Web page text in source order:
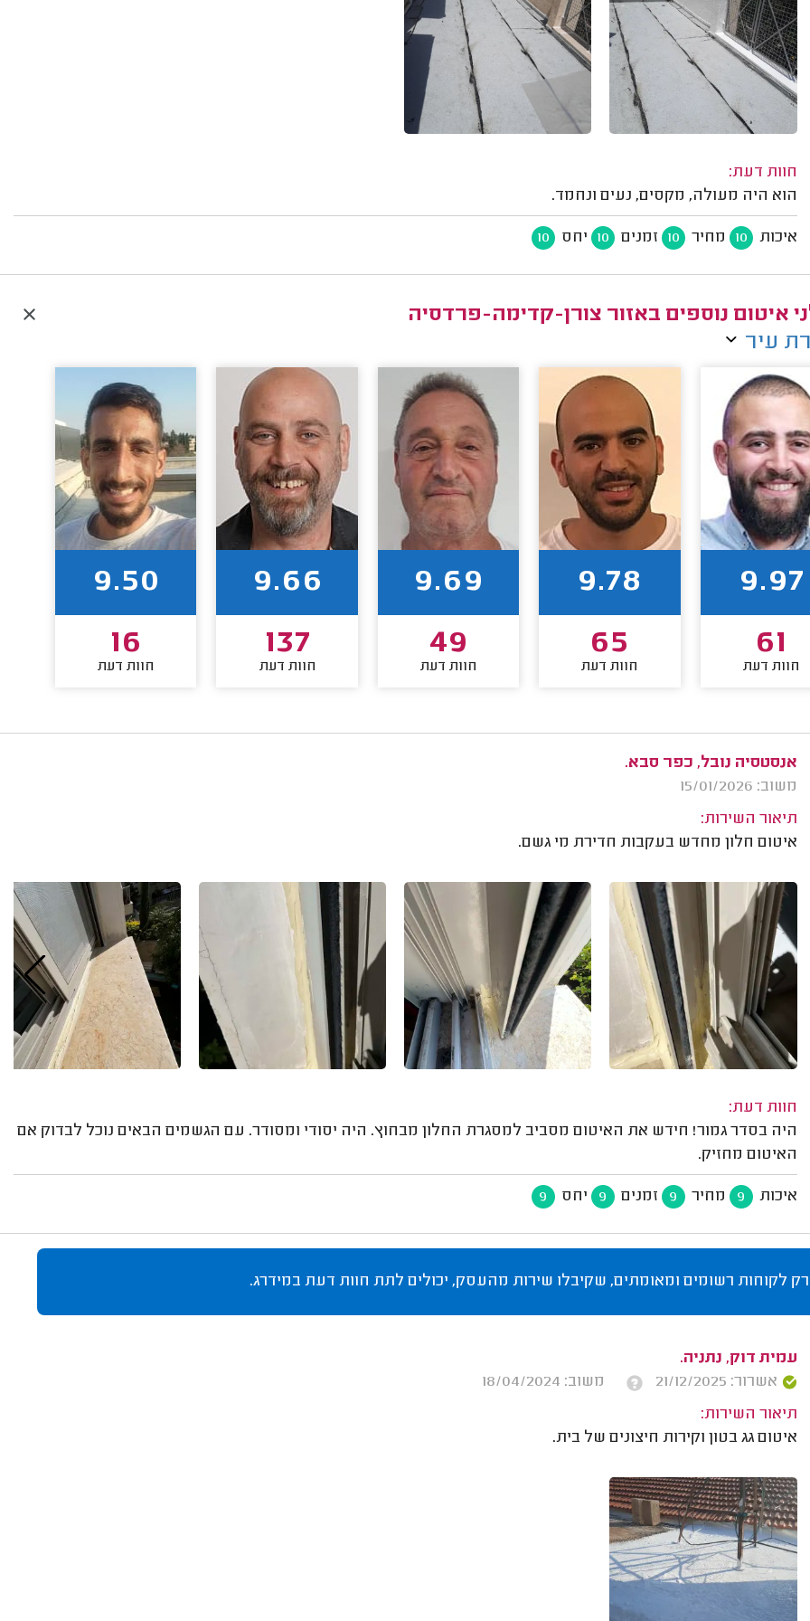
חוות דעת:
הוא היה מעולה, מקסים, נעים ונחמד.
איכות 10 מחיר 10 זמנים 10 יחס 10
איטום נוספים באזור צורן-קדימה-פרדסיה
עיר
9.97
61
חוות דעת
9.78
65
חוות דעת
9.69
49
חוות דעת
9.66
137
חוות דעת
9.50
16
חוות דעת
אנסטסיה נובל, כפר סבא.
משוב: 15/01/2026
תיאור השירות:
איטום חלון מחדש בעקבות חדירת מי גשם.
חוות דעת:
היה בסדר גמור! חידש את האיטום מסביב למסגרת החלון מבחוץ. היה יסודי ומסודר. עם הגשמים הבאים נוכל לבדוק אם
האיטום מחזיק.
איכות 9 מחיר 9 זמנים 9 יחס 9
רק לקוחות רשומים ומאומתים, שקיבלו שירות מהעסק, יכולים לתת חוות דעת במידרג.
עמית דוק, נתניה.
אשרור: 21/12/2025
משוב: 18/04/2024
תיאור השירות:
איטום גג בטון וקירות חיצונים של בית.